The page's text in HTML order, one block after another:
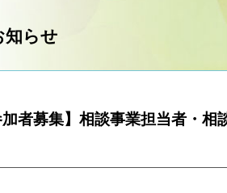
知らせ
加者募集】相談事業担当者・相